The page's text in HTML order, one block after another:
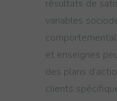
résultats de
variables
et enseignes
des plans
clients